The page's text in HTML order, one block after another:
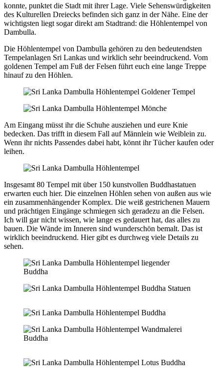
konnte, punktet die Stadt mit ihrer Lage. Viele Sehenswürdigkeiten
des Kulturellen Dreiecks befinden sich ganz in der Nähe. Eine der
wichtigsten liegt sogar direkt am Stadtrand: die Höhlentempel von
Dambulla.
Die Höhlentempel von Dambulla gehören zu den bedeutendsten
Tempelanlagen Sri Lankas und wirklich sehr beeindruckend. Vom
goldenen Tempel am Fuß der Felsen führt euch eine lange Treppe
hinauf zu den Höhlen.
Am Eingang müsst ihr die Schuhe ausziehen und eure Knie
bedecken. Das trifft in diesem Fall auf Männlein wie Weiblein zu.
Wenn ihr nichts Passendes dabei habt, könnt ihr Tücher kaufen oder
leihen.
Insgesamt 80 Tempel mit über 150 kunstvollen Buddhastatuen
erwarten euch hier. Die einzelnen Höhlen sehen von außen aus wie
ein zusammenhängender Komplex. Die weiß gestrichenen Mauern
und prächtigen Eingänge schmiegen sich geradezu an die Felsen.
Ich will gar nicht wissen, wie lange es gedauert hat, das alles zu
bauen. Die Wände im Inneren sind wunderschön bemalt. Das ist
wirklich beeindruckend. Hier gibt es durchweg viele Details zu
sehen.